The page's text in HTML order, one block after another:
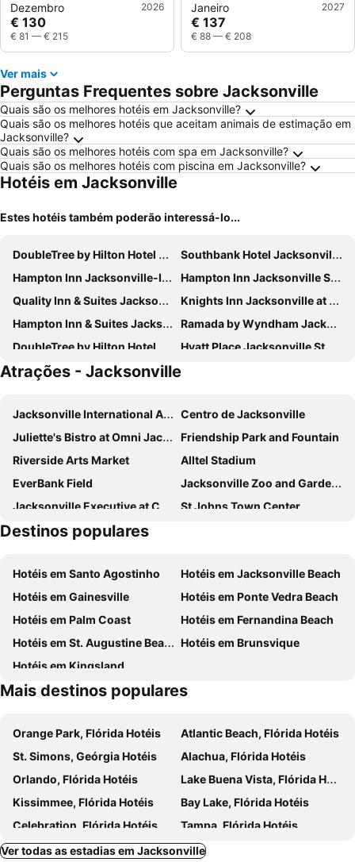
Dezembro 2026
€ 130
€ 81 — € 215
Janeiro 2027
€ 137
€ 88 — € 208
Ver mais
Perguntas Frequentes sobre Jacksonville
Quais são os melhores hotéis em Jacksonville?
Quais são os melhores hotéis que aceitam animais de estimação em
Jacksonville?
Quais são os melhores hotéis com spa em Jacksonville?
Quais são os melhores hotéis com piscina em Jacksonville?
Hotéis em Jacksonville
Estes hotéis também poderão interessá-lo...
DoubleTree by Hilton Hotel Jacksonville Riverfront
Southbank Hotel Jacksonville Riverwalk
Hampton Inn Jacksonville-I-295 East/Baymeadows
Hampton Inn Jacksonville South/I-95 at JTB
Quality Inn & Suites Jacksonville-Baymeadows
Knights Inn Jacksonville at Dix Ellis Trail
Hampton Inn & Suites Jacksonville-Airport
Ramada by Wyndham Jacksonville Hotel & Conference Center
DoubleTree by Hilton Hotel Jacksonville Airport
Hyatt Place Jacksonville St. Johns Town Center
Days Inn by Wyndham Jacksonville Airport
Red Roof PLUS+ Jacksonville – Southpoint
Extended Stay America Select Suites - Jacksonville - Salisbury Rd. - Southpoint
Holiday Inn Express Jacksonville South Bartram Prk By Ihg
Hampton Inn & Suites Jacksonville - Beach Blvd/Mayo Clinic
Economy Inn Jax-OP
Econo Lodge Jacksonville South
Days Inn Jacksonville Baymeadows
Holiday Inn Express & Suites Jacksonville - Blount Island By Ihg
Atrações - Jacksonville
Jacksonville International Airport
Centro de Jacksonville
Juliette's Bistro at Omni Jacksonville Hotel
Friendship Park and Fountain
Riverside Arts Market
Alltel Stadium
EverBank Field
Jacksonville Zoo and Gardens
Jacksonville Executive at Craig Airport
St Johns Town Center
Fort Caroline National Memorial
Destinos populares
Hotéis em Santo Agostinho
Hotéis em Jacksonville Beach
Hotéis em Gainesville
Hotéis em Ponte Vedra Beach
Hotéis em Palm Coast
Hotéis em Fernandina Beach
Hotéis em St. Augustine Beach
Hotéis em Brunsvique
Hotéis em Kingsland
Mais destinos populares
Orange Park, Flórida Hotéis
Atlantic Beach, Flórida Hotéis
St. Simons, Geórgia Hotéis
Alachua, Flórida Hotéis
Orlando, Flórida Hotéis
Lake Buena Vista, Flórida Hotéis
Kissimmee, Flórida Hotéis
Bay Lake, Flórida Hotéis
Celebration, Flórida Hotéis
Tampa, Flórida Hotéis
Davenport, Flórida Hotéis
Ridge, Maryland ou Marilândia Hotéis
Ver todas as estadias em Jacksonville